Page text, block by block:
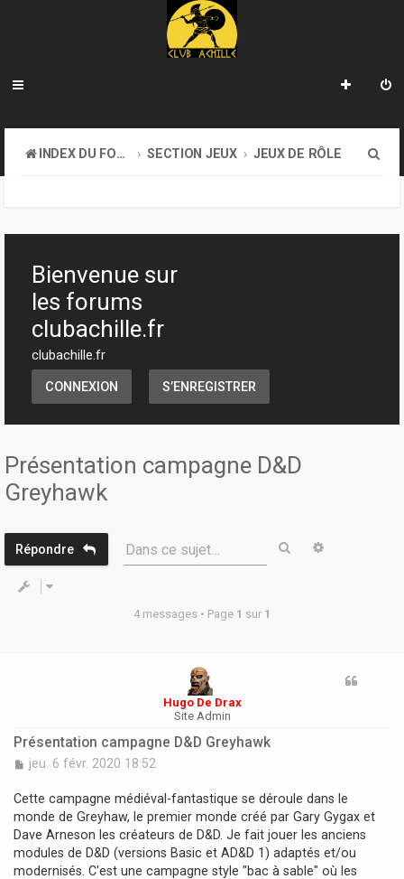
INDEX DU FORUM SECTION JEUX JEUX DE RÔLE
h
Bienvenue sur
les forums
clubachille.fr
clubachille.fr
CONNEXION S’ENREGISTRER
Présentation campagne D&D
Greyhawk
Répondre Dans ce sujet… Rechercher
4 messages • Page 1 sur 1
Hugo De Drax
Site Admin
Présentation campagne D&D Greyhawk
M
s
a
g
e
jeu. 6 févr. 2020 18:52
Cette campagne médiéval-fantastique se déroule dans le
monde de Greyhaw, le premier monde créé par Gary Gygax et
Dave Arneson les créateurs de D&D. Je fait jouer les anciens
modules de D&D (versions Basic et AD&D 1) adaptés et/ou
modernisés. C'est une campagne style "bac à sable" où les